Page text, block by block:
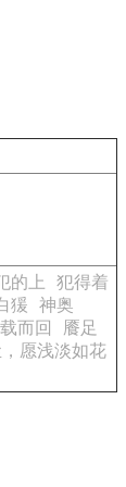
的上
犯得着
猨
神奥
而回
餍足
愿浅淡如花